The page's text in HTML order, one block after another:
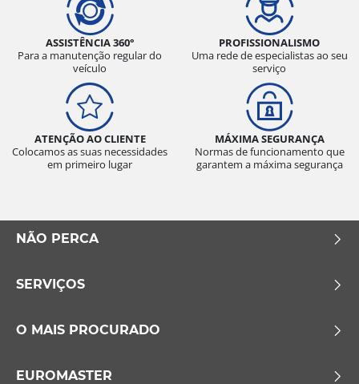
ASSISTÊNCIA 360°
Para a manutenção regular do
veículo
PROFISSIONALISMO
Uma rede de especialistas ao seu
serviço
ATENÇÃO AO CLIENTE
Colocamos as suas necessidades
em primeiro lugar
MÁXIMA SEGURANÇA
Normas de funcionamento que
garantem a máxima segurança
NÃO PERCA
SERVIÇOS
O MAIS PROCURADO
EUROMASTER